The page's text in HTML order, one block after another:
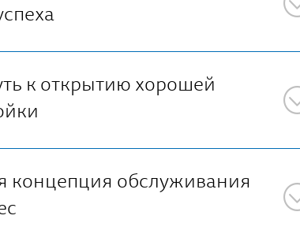
к открытию хорошей
концепция обслуживания